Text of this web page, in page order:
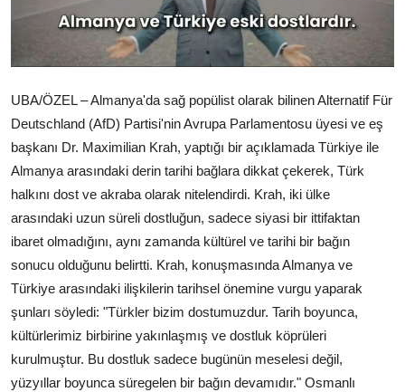
UBA/ÖZEL – Almanya'da sağ popülist olarak bilinen Alternatif Für
Deutschland (AfD) Partisi'nin Avrupa Parlamentosu üyesi ve eş
başkanı Dr. Maximilian Krah, yaptığı bir açıklamada Türkiye ile
Almanya arasındaki derin tarihi bağlara dikkat çekerek, Türk
halkını dost ve akraba olarak nitelendirdi. Krah, iki ülke
arasındaki uzun süreli dostluğun, sadece siyasi bir ittifaktan
ibaret olmadığını, aynı zamanda kültürel ve tarihi bir bağın
sonucu olduğunu belirtti. Krah, konuşmasında Almanya ve
Türkiye arasındaki ilişkilerin tarihsel önemine vurgu yaparak
şunları söyledi: "Türkler bizim dostumuzdur. Tarih boyunca,
kültürlerimiz birbirine yakınlaşmış ve dostluk köprüleri
kurulmuştur. Bu dostluk sadece bugünün meselesi değil,
yüzyıllar boyunca süregelen bir bağın devamıdır." Osmanlı